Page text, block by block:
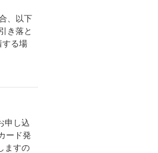
、以下
き落と
する場
申し込
ード発
ますの